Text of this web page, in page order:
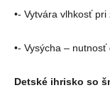
•- Vytvára vlhkosť
•- Vysýcha –
Detské ihrisko so